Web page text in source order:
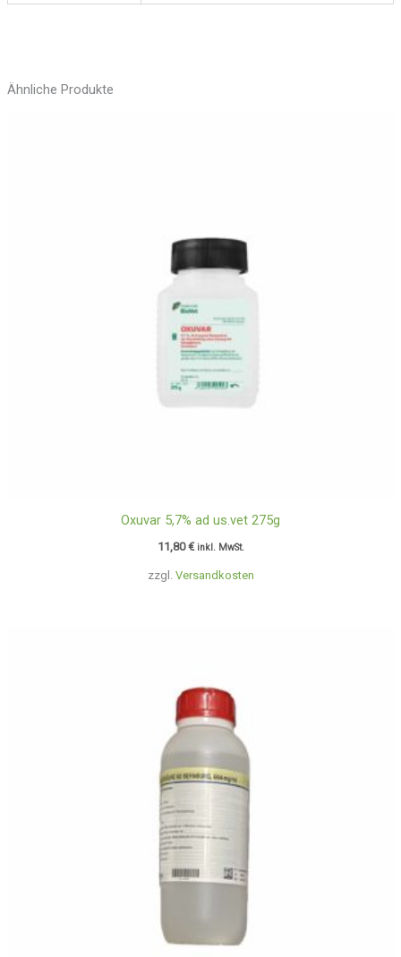
Ähnliche Produkte
zzgl. Versandkosten
Oxuvar 5,7% ad us.vet 275g
11,80€ inkl. MwSt.